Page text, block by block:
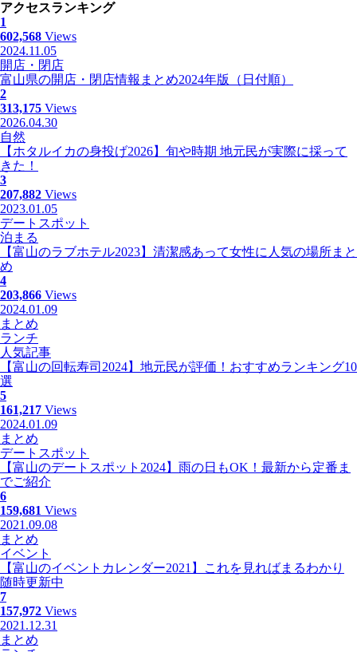
アクセスランキング
1
602,568 Views
2024.11.05
開店・閉店
富山県の開店・閉店情報まとめ2024年版（日付順）
2
313,175 Views
2026.04.30
自然
【ホタルイカの身投げ2026】旬や時期 地元民が実際に採って
きた！
3
207,882 Views
2023.01.05
デートスポット
泊まる
【富山のラブホテル2023】清潔感あって女性に人気の場所まと
め
4
203,866 Views
2024.01.09
まとめ
ランチ
人気記事
【富山の回転寿司2024】地元民が評価！おすすめランキング10
選
5
161,217 Views
2024.01.09
まとめ
デートスポット
【富山のデートスポット2024】雨の日もOK！最新から定番ま
でご紹介
6
159,681 Views
2021.09.08
まとめ
イベント
【富山のイベントカレンダー2021】これを見ればまるわかり
随時更新中
7
157,972 Views
2021.12.31
まとめ